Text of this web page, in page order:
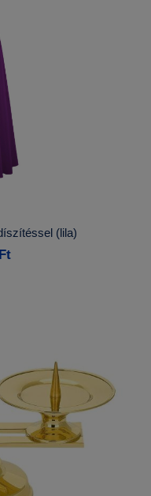
(lila)